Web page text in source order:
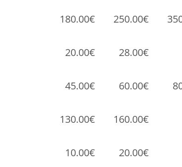
180.00€ 250.00€
20.00€ 28.00€
45.00€ 60.00€
130.00€ 160.00€
10.00€ 20.00€